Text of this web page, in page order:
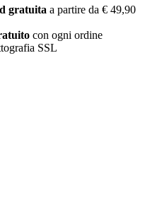
gratuita a partire da € 49,90
con ogni ordine
SSL